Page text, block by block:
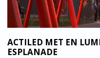
ACTILED MET EN
ESPLANADE